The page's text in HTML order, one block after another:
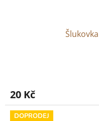
20 Kč
DOPRODEJ